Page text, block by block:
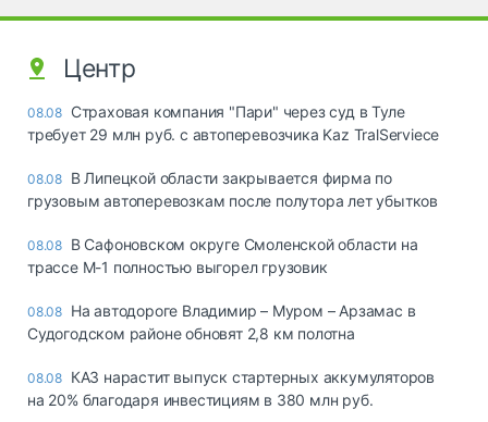
Центр
08.08 Страховая компания "Пари" через суд в Туле
требует 29 млн руб. с автоперевозчика Kaz TralServiece
08.08 В Липецкой области закрывается фирма по
грузовым автоперевозкам после полутора лет убытков
08.08 В Сафоновском округе Смоленской области на
трассе М-1 полностью выгорел грузовик
08.08 На автодороге Владимир – Муром – Арзамас в
Судогодском районе обновят 2,8 км полотна
08.08 КАЗ нарастит выпуск стартерных аккумуляторов
на 20% благодаря инвестициям в 380 млн руб.